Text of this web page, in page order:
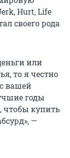
Hurt, Life
своего рода
или
то я честно
вашей
годы
чтобы купить
—